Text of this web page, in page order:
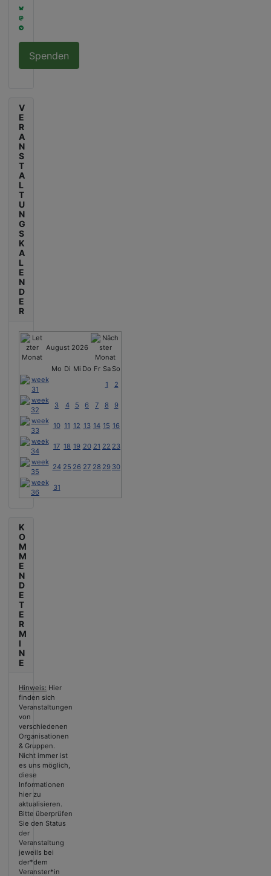
Spenden
V
E
R
A
N
S
T
A
L
T
U
N
G
S
K
A
L
E
N
D
E
R
August 2026
Mo Di Mi Do Fr Sa So
1
2
3 4 5 6 7 8 9
10 11 12 13 14 15 16
17 18 19 20 21 22 23
24 25 26 27 28 29 30
31
K
O
M
M
E
N
D
E
T
E
R
M
I
N
E
Hinweis: Hier
finden sich
Veranstaltungen
von
verschiedenen
Organisationen
& Gruppen.
Nicht immer ist
es uns möglich,
diese
Informationen
hier zu
aktualisieren.
Bitte überprüfen
Sie den Status
der
Veranstaltung
jeweils bei
der*dem
Veranster*in